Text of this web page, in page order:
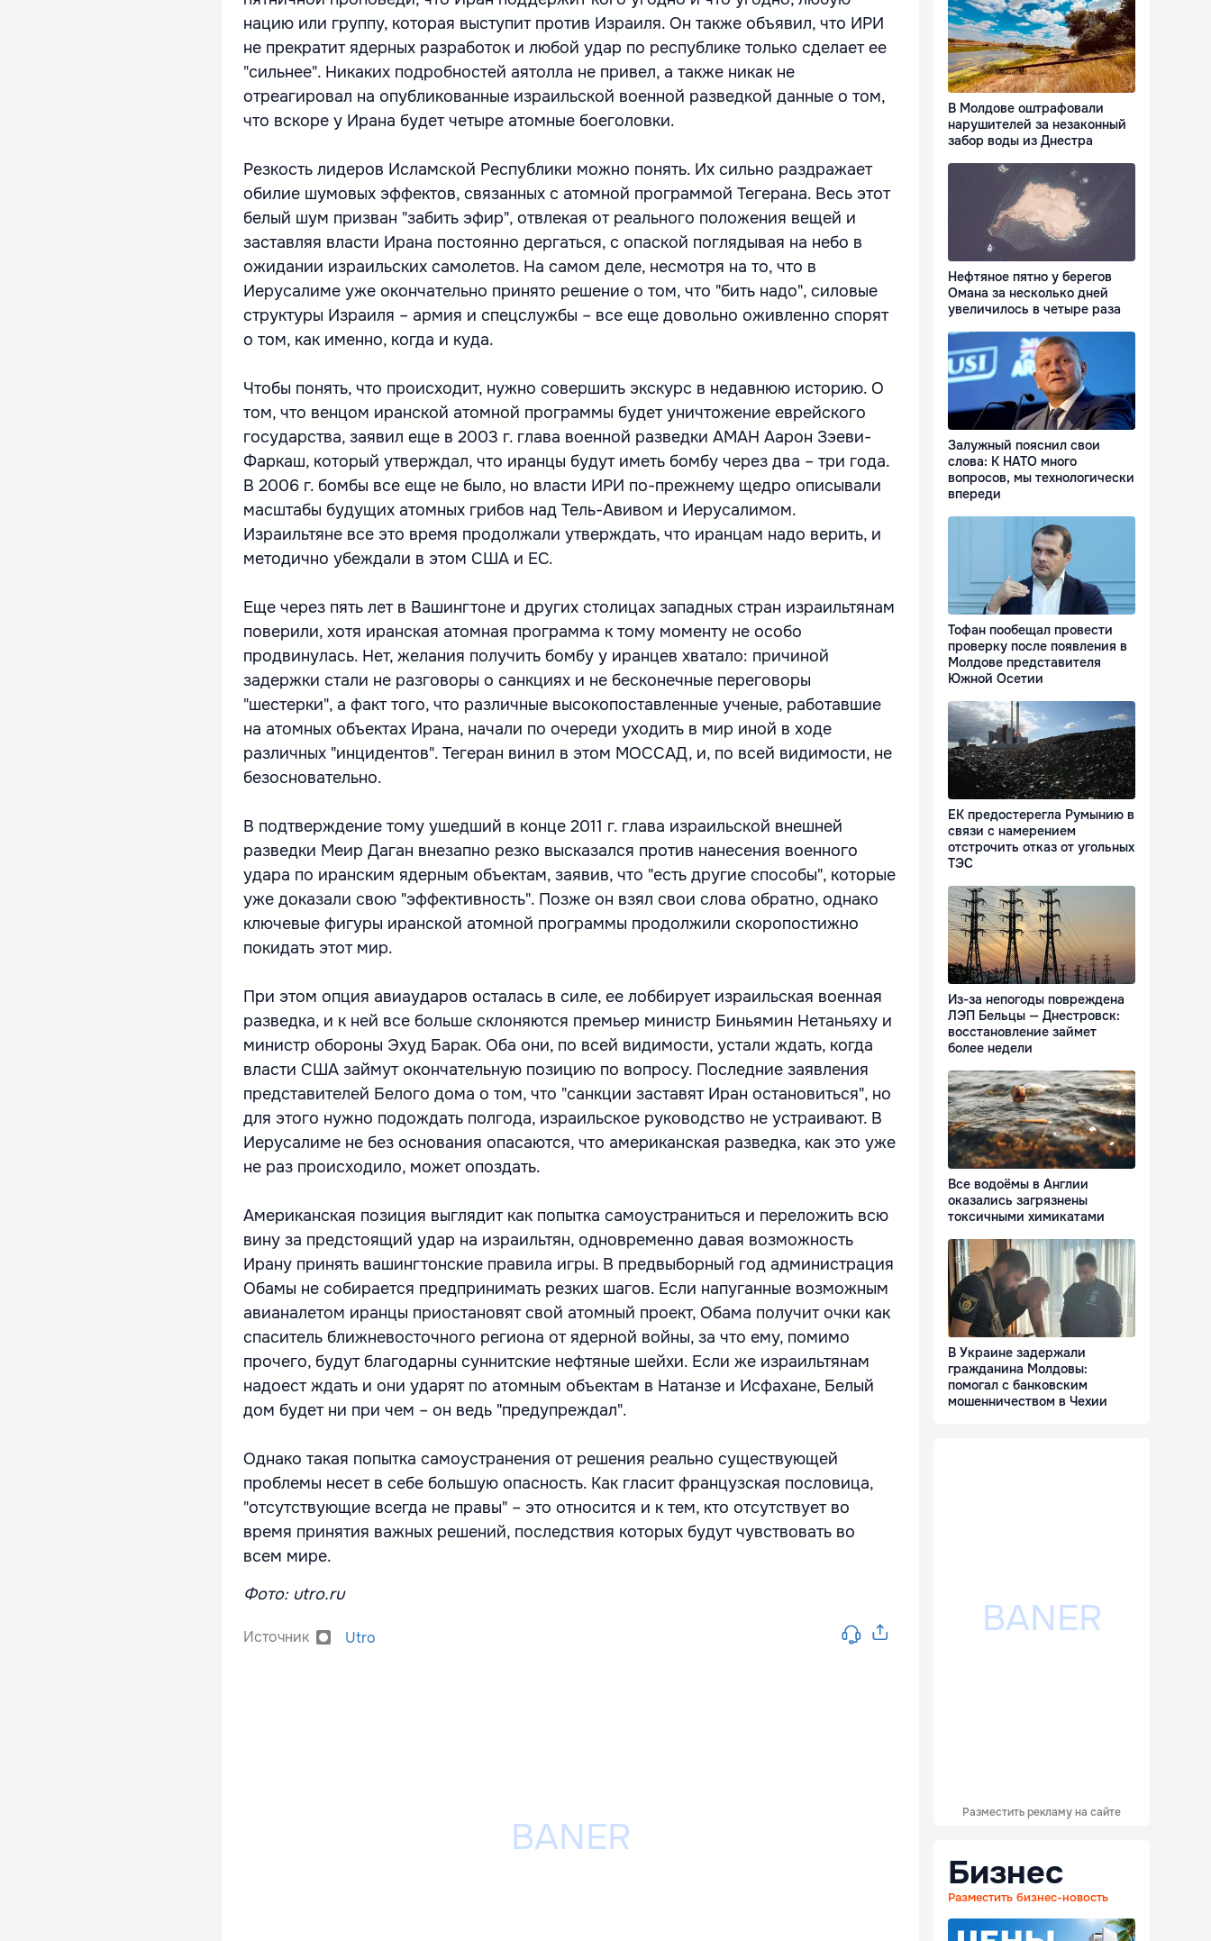
нацию или группу, которая выступит против Израиля. Он также объявил, что ИРИ
не прекратит ядерных разработок и любой удар по республике только сделает ее
"сильнее". Никаких подробностей аятолла не привел, а также никак не
отреагировал на опубликованные израильской военной разведкой данные о том,
что вскоре у Ирана будет четыре атомные боеголовки.
Резкость лидеров Исламской Республики можно понять. Их сильно раздражает
обилие шумовых эффектов, связанных с атомной программой Тегерана. Весь этот
белый шум призван "забить эфир", отвлекая от реального положения вещей и
заставляя власти Ирана постоянно дергаться, с опаской поглядывая на небо в
ожидании израильских самолетов. На самом деле, несмотря на то, что в
Иерусалиме уже окончательно принято решение о том, что "бить надо", силовые
структуры Израиля – армия и спецслужбы – все еще довольно оживленно спорят
о том, как именно, когда и куда.
Чтобы понять, что происходит, нужно совершить экскурс в недавнюю историю. О
том, что венцом иранской атомной программы будет уничтожение еврейского
государства, заявил еще в 2003 г. глава военной разведки АМАН Аарон Зэеви-
Фаркаш, который утверждал, что иранцы будут иметь бомбу через два – три года.
В 2006 г. бомбы все еще не было, но власти ИРИ по-прежнему щедро описывали
масштабы будущих атомных грибов над Тель-Авивом и Иерусалимом.
Израильтяне все это время продолжали утверждать, что иранцам надо верить, и
методично убеждали в этом США и ЕС.
Еще через пять лет в Вашингтоне и других столицах западных стран израильтянам
поверили, хотя иранская атомная программа к тому моменту не особо
продвинулась. Нет, желания получить бомбу у иранцев хватало: причиной
задержки стали не разговоры о санкциях и не бесконечные переговоры
"шестерки", а факт того, что различные высокопоставленные ученые, работавшие
на атомных объектах Ирана, начали по очереди уходить в мир иной в ходе
различных "инцидентов". Тегеран винил в этом МОССАД, и, по всей видимости, не
безосновательно.
В подтверждение тому ушедший в конце 2011 г. глава израильской внешней
разведки Меир Даган внезапно резко высказался против нанесения военного
удара по иранским ядерным объектам, заявив, что "есть другие способы", которые
уже доказали свою "эффективность". Позже он взял свои слова обратно, однако
ключевые фигуры иранской атомной программы продолжили скоропостижно
покидать этот мир.
При этом опция авиаударов осталась в силе, ее лоббирует израильская военная
разведка, и к ней все больше склоняются премьер министр Биньямин Нетаньяху и
министр обороны Эхуд Барак. Оба они, по всей видимости, устали ждать, когда
власти США займут окончательную позицию по вопросу. Последние заявления
представителей Белого дома о том, что "санкции заставят Иран остановиться", но
для этого нужно подождать полгода, израильское руководство не устраивают. В
Иерусалиме не без основания опасаются, что американская разведка, как это уже
не раз происходило, может опоздать.
Американская позиция выглядит как попытка самоустраниться и переложить всю
вину за предстоящий удар на израильтян, одновременно давая возможность
Ирану принять вашингтонские правила игры. В предвыборный год администрация
Обамы не собирается предпринимать резких шагов. Если напуганные возможным
авианалетом иранцы приостановят свой атомный проект, Обама получит очки как
спаситель ближневосточного региона от ядерной войны, за что ему, помимо
прочего, будут благодарны суннитские нефтяные шейхи. Если же израильтянам
надоест ждать и они ударят по атомным объектам в Натанзе и Исфахане, Белый
дом будет ни при чем – он ведь "предупреждал".
Однако такая попытка самоустранения от решения реально существующей
проблемы несет в себе большую опасность. Как гласит французская пословица,
"отсутствующие всегда не правы" – это относится и к тем, кто отсутствует во
время принятия важных решений, последствия которых будут чувствовать во
всем мире.
Фото: utro.ru
Источник Utro
В Молдове оштрафовали
нарушителей за незаконный
забор воды из Днестра
Нефтяное пятно у берегов
Омана за несколько дней
увеличилось в четыре раза
Залужный пояснил свои
слова: К НАТО много
вопросов, мы технологически
впереди
Тофан пообещал провести
проверку после появления в
Молдове представителя
Южной Осетии
ЕК предостерегла Румынию в
связи с намерением
отстрочить отказ от угольных
ТЭС
Из-за непогоды повреждена
ЛЭП Бельцы — Днестровск:
восстановление займет
более недели
Все водоёмы в Англии
оказались загрязнены
токсичными химикатами
В Украине задержали
гражданина Молдовы:
помогал с банковским
мошенничеством в Чехии
Разместить рекламу на сайте
Бизнес
Разместить бизнес-новость